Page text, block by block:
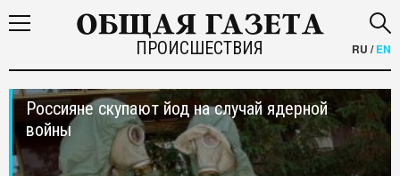
ПРОИСШЕСТВИЯ RU /EN
Россияне скупают йод на случай ядерной
войны